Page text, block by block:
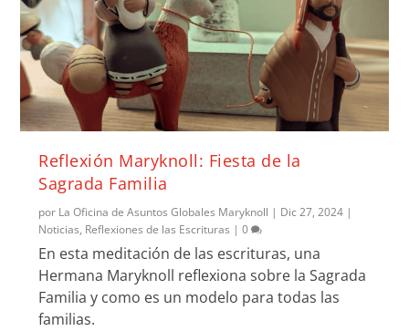
Reflexión Maryknoll: Fiesta de la
Sagrada Familia
por La Oficina de Asuntos Globales Maryknoll | Dic 27, 2024 |
Noticias, Reflexiones de las Escrituras |0
En esta meditación de las escrituras, una
Hermana Maryknoll reflexiona sobre la Sagrada
Familia y como es un modelo para todas las
familias.